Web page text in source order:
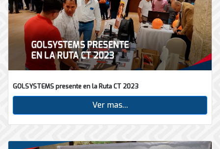
GOLSYSTEMS presente en la Ruta CT 2023
Ver mas...